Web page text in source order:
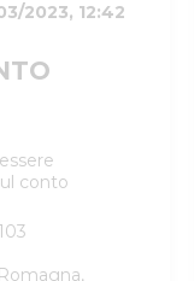
2023, 12:42
conto